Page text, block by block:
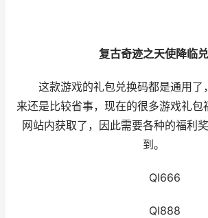
复古奇迹之天使降临
这款游戏的礼包兑换码都是通用了
来还是比较省事，现在的很多游戏礼包
网站内获取了，因此需要各种的福利
到。
QI666
QI888